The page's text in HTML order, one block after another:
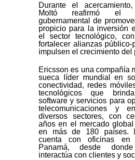
Durante el
Moltó reafirmó el
gubernamental de
propicio para la inversión
el sector tecnológico,
fortalecer alianzas
impulsen el crecimiento del
Ericsson es una compañía
sueca líder mundial en
conectividad, redes
tecnológicos que
software y servicios para
telecomunicaciones y
diversos sectores, con
años en el mercado
en más de 180 países.
cuenta con oficinas en
Panamá, desde
interactúa con clientes y